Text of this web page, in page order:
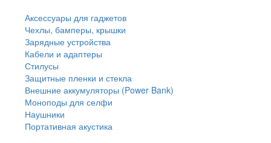
Аксессуары для гаджетов
Чехлы, бамперы, крышки
Зарядные устройства
Кабели и адаптеры
Стилусы
Защитные пленки и стекла
Внешние аккумуляторы (Power Bank)
Моноподы для селфи
Наушники
Портативная акустика